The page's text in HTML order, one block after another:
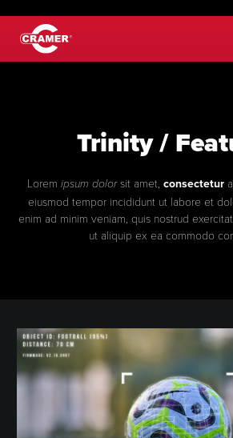
Trinity /
Lorem ipsum dolorsit amet, consectetur
eiusmod tempor incididunt ut labore et
enim ad minim veniam, quis nostrud
ut aliquip ex ea commodo